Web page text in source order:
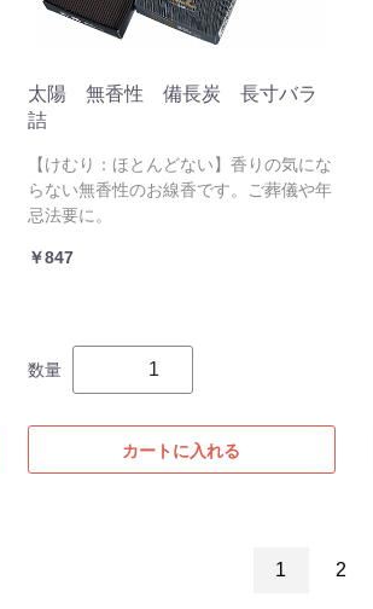
太陽 無香性 備長炭 長寸バラ
詰
【けむり：ほとんどない】香りの気にな
らない無香性のお線香です。ご葬儀や年
忌法要に。
￥847
数量
カートに入れる
1 2